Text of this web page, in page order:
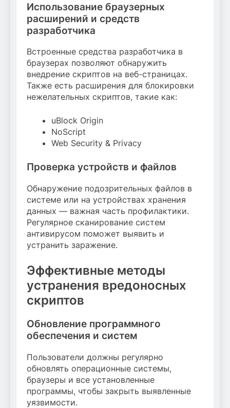
Использование браузерных
расширений и средств
разработчика
Встроенные средства разработчика в
браузерах позволяют обнаружить
внедрение скриптов на веб-страницах.
Также есть расширения для блокировки
нежелательных скриптов, такие как:
uBlock Origin
NoScript
Web Security & Privacy
Проверка устройств и файлов
Обнаружение подозрительных файлов в
системе или на устройствах хранения
данных — важная часть профилактики.
Регулярное сканирование систем
антивирусом поможет выявить и
устранить заражение.
Эффективные методы
устранения вредоносных
скриптов
Обновление программного
обеспечения и систем
Пользователи должны регулярно
обновлять операционные системы,
браузеры и все установленные
программы, чтобы закрыть выявленные
уязвимости.